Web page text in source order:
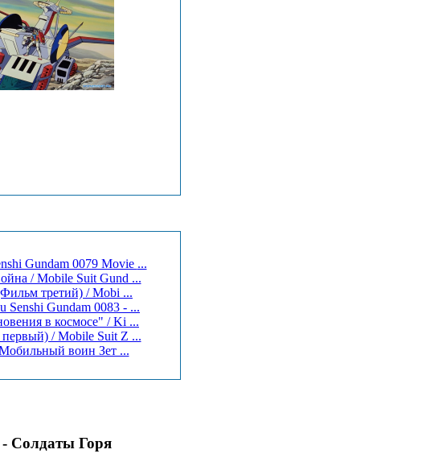
Мобильный Воин Гандам 0079 (Фильм первый) / Kidou Senshi Gundam 0079 Movie ...
/ Mobile Suit Gund ...
Зета Гандам: Новый перевод: Любовь - это пульс звёзд (Фильм третий) / Mobi ...
Мобильный доспех Гандам - Последний бой Зеона / Kidou Senshi Gundam 0083 - ...
в космосе" / Ki ...
/ Mobile Suit Z ...
воин Зет ...
Солдаты Горя